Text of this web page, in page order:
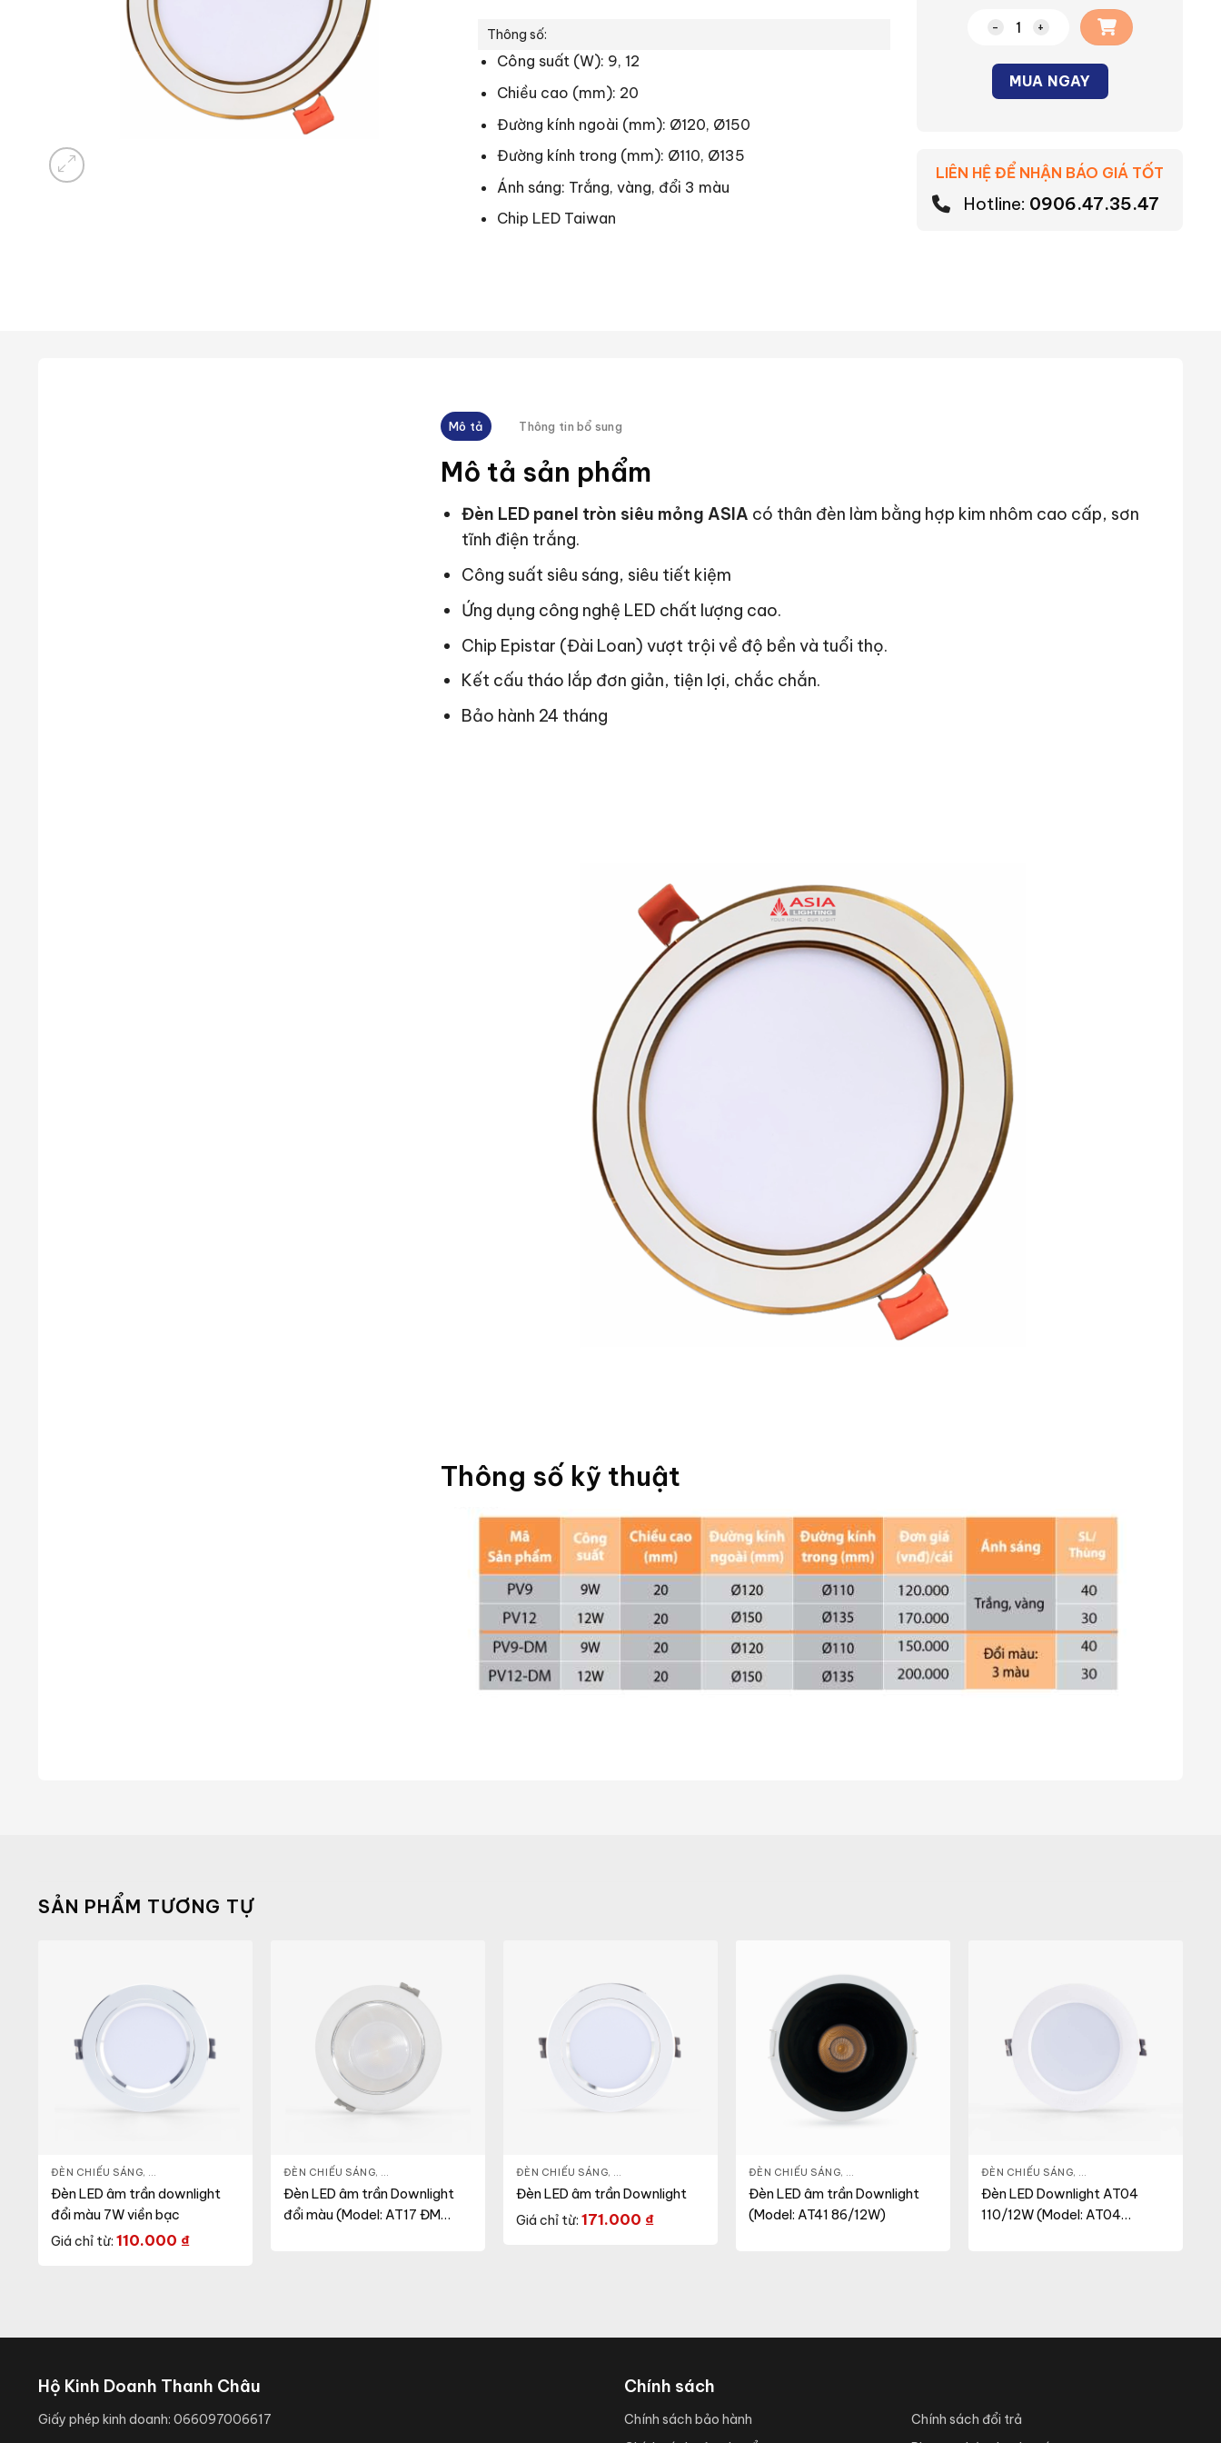
Thông số:
Công suất (W): 9, 12
Chiều cao (mm): 20
Đường kính ngoài (mm): Ø120, Ø150
Đường kính trong (mm): Ø110, Ø135
Ánh sáng: Trắng, vàng, đổi 3 màu
Chip LED Taiwan
Đèn panel tròn siêu mỏng viền
MUA NGAY
LIÊN HỆ ĐỂ NHẬN BÁO GIÁ TỐT
Hotline: 0906.47.35.47
Mô tả Thông tin bổ sung
Mô tả sản phẩm
Đèn LED panel tròn siêu mỏng ASIA có thân đèn làm bằng hợp kim nhôm cao cấp, sơn
tĩnh điện trắng.
Công suất siêu sáng, siêu tiết kiệm
Ứng dụng công nghệ LED chất lượng cao.
Chip Epistar (Đài Loan) vượt trội về độ bền và tuổi thọ.
Kết cấu tháo lắp đơn giản, tiện lợi, chắc chắn.
Bảo hành 24 tháng
Thông số kỹ thuật
SẢN PHẨM TƯƠNG TỰ
ĐÈN CHIẾU SÁNG, ĐÈN LED DOWNLIGHT THIẾT BỊ CHIẾU SÁNG
Đèn LED âm trần downlight
đổi màu 7W viền bạc
Giá chỉ từ: 110.000 ₫
ĐÈN CHIẾU SÁNG, ĐÈN LED DOWNLIGHT THIẾT BỊ CHIẾU SÁNG
Đèn LED âm trần Downlight
đổi màu (Model: AT17 ĐM
ĐÈN CHIẾU SÁNG, ĐÈN LED DOWNLIGHT THIẾT BỊ CHIẾU SÁNG
Đèn LED âm trần Downlight
Giá chỉ từ: 171.000 ₫
ĐÈN CHIẾU SÁNG, ĐÈN LED DOWNLIGHT THIẾT BỊ CHIẾU SÁNG
Đèn LED âm trần Downlight
(Model: AT41 86/12W)
ĐÈN CHIẾU SÁNG, ĐÈN LED DOWNLIGHT
Đèn LED Downlight AT04
110/12W (Model: AT04
THIẾT BỊ CHIẾU SÁNG
Hộ Kinh Doanh Thanh Châu
Giấy phép kinh doanh: 066097006617
Chính sách
Chính sách bảo hành
Chính sách đổi trả